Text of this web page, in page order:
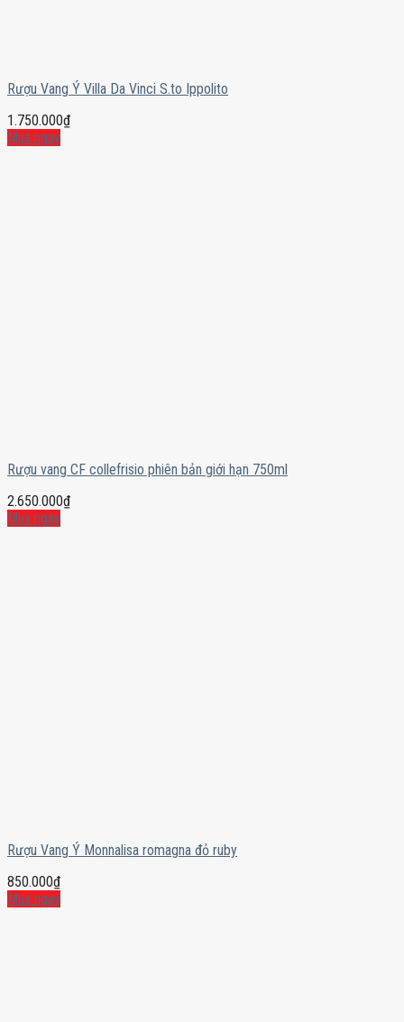
Rượu Vang Ý Villa Da Vinci S.to Ippolito
1.750.000₫
Mua ngay
Rượu vang CF collefrisio phiên bản giới hạn 750ml
2.650.000₫
Mua ngay
Rượu Vang Ý Monnalisa romagna đỏ ruby
850.000₫
Mua ngay